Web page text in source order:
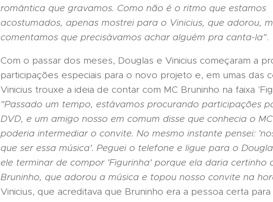
romântica que gravamos. Como não é o ritmo que estamos
acostumados, apenas mostrei para o Vinicius, que adorou,
comentamos que precisávamos achar alguém pra canta-la".
Com o passar dos meses, Douglas e Vinicius começaram a
participações especiais para o novo projeto e, em umas das
Vinicius trouxe a ideia de contar com MC Bruninho na faixa
"Passado um tempo, estávamos procurando participações
DVD, e um amigo nosso em comum disse que conhecia o
poderia intermediar o convite. No mesmo instante pensei:
que ser essa música'. Peguei o telefone e ligue para o
ele terminar de compor 'Figurinha' porque ela daria certinho
Bruninho, que adorou a música e topou nosso convite na
Vinicius, que acreditava que Bruninho era a pessoa certa para